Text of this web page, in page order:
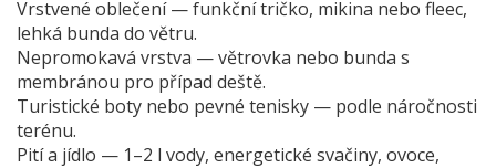
Vrstvené oblečení — funkční tričko, mikina nebo fleec,
lehká bunda do větru.
Nepromokavá vrstva — větrovka nebo bunda s
membránou pro případ deště.
Turistické boty nebo pevné tenisky — podle náročnosti
terénu.
Pití a jídlo — 1–2 l vody, energetické svačiny, ovoce,